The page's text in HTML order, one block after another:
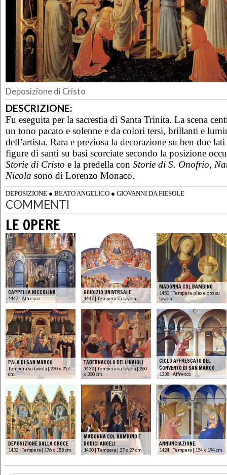
Deposizione di Cristo
DESCRIZIONE:
Fu eseguita per la sacrestia di Santa Trinita. La scena
un tono pacato e solenne e da colori tersi, brillanti e
dell’artista. Rara e preziosa la decorazione su ben due
figure di santi su basi scorciate secondo la posizione
Storie di Cristo e la predella con Storie di S. Onofrio,
Nicola sono di Lorenzo Monaco.
DEPOSIZIONE ● BEATO ANGELICO ● GIOVANNI DA FIESOLE
COMMENTI
LE OPERE
CAPPELLA NICCOLINA
1447 | Affresco
GIUDIZIO UNIVERSALE
1447 | Tempera su tavola
MADONNA COL BAMBINO
1450 | Tempera, olio e oro su
tavola
PALA DI SAN MARCO
Tempera su tavola | 220 x 227
cm.
TABERNACOLO DEI LINAIOLI
1432 | Tempera su tavola | 260
x 330 cm.
CICLO AFFRESCATO DEL
CONVENTO DI SAN MARCO
1338 | Affresco
DEPOSIZIONE DALLA CROCE
1432 | Tempera | 176 x 185 cm.
MADONNA COL BAMBINO E
DODICI ANGELI
1430 | Tempera | 37 x 27 cm.
ANNUNCIAZIONE
1424 | Tempera | 154 x 194 cm.